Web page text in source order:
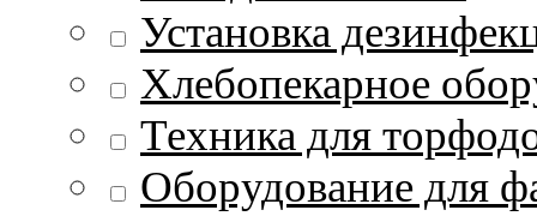
Установка
Хлебопекарное
Техника для
Оборудование для